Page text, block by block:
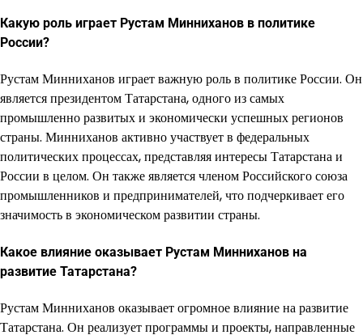
Какую роль играет Рустам Минниханов в политике
России?
Рустам Минниханов играет важную роль в политике России. Он
является президентом Татарстана, одного из самых
промышленно развитых и экономически успешных регионов
страны. Минниханов активно участвует в федеральных
политических процессах, представляя интересы Татарстана и
России в целом. Он также является членом Российского союза
промышленников и предпринимателей, что подчеркивает его
значимость в экономическом развитии страны.
Какое влияние оказывает Рустам Минниханов на
развитие Татарстана?
Рустам Минниханов оказывает огромное влияние на развитие
Татарстана. Он реализует программы и проекты, направленные